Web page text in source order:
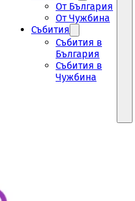
От България
От Чужбина
Събития
Събития в
България
Събития в
Чужбина